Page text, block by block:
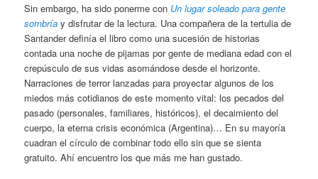
Sin embargo, ha sido ponerme con Un lugar soleado para gente
sombría y disfrutar de la lectura. Una compañera de la tertulia de
Santander definía el libro como una sucesión de historias
contada una noche de pijamas por gente de mediana edad con el
crepúsculo de sus vidas asomándose desde el horizonte.
Narraciones de terror lanzadas para proyectar algunos de los
miedos más cotidianos de este momento vital: los pecados del
pasado (personales, familiares, históricos), el decaimiento del
cuerpo, la eterna crisis económica (Argentina)… En su mayoría
cuadran el círculo de combinar todo ello sin que se sienta
gratuito. Ahí encuentro los que más me han gustado.